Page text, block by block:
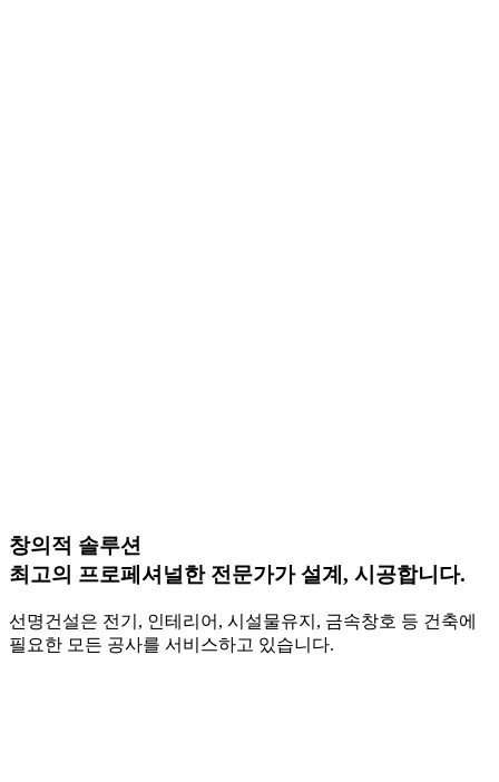
창의적 솔루션
최고의 프로페셔널한 전문가가 설계, 시공합니다.
선명건설은 전기, 인테리어, 시설물유지, 금속창호 등 건축에
필요한 모든 공사를 서비스하고 있습니다.